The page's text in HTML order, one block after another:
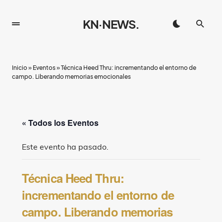
KN·NEWS.
Inicio» Eventos»Técnica Heed Thru: incrementando el entorno de
campo. Liberando memorias emocionales
« Todos los Eventos
Este evento ha pasado.
Técnica Heed Thru:
incrementando el entorno de
campo. Liberando memorias